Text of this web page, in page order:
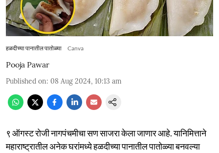
हळदीच्या पानातील पातोळ्या Canva
Pooja Pawar
Published on: 08 Aug 2024, 10:13 am
९ ऑगस्ट रोजी नागपंचमीचा सण साजरा केला जाणार आहे. यानिमित्ताने
महाराष्ट्रातील अनेक घरांमध्ये हळदीच्या पानातील पातोळ्या बनवल्या